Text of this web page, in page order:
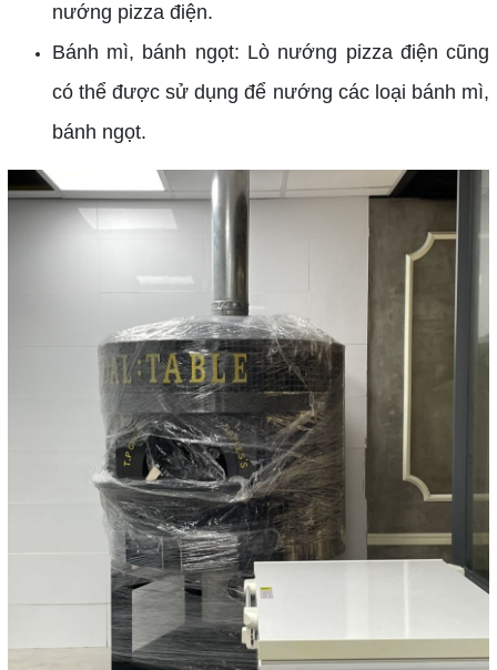
nướng pizza điện.
Bánh mì, bánh ngọt: Lò nướng pizza điện cũng
có thể được sử dụng để nướng các loại bánh mì,
bánh ngọt.